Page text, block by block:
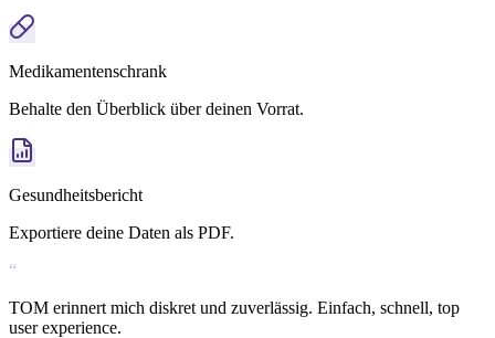
Medikamentenschrank
Behalte den Überblick über deinen Vorrat.
Gesundheitsbericht
Exportiere deine Daten als PDF.
“
TOM erinnert mich diskret und zuverlässig. Einfach, schnell, top
user experience.